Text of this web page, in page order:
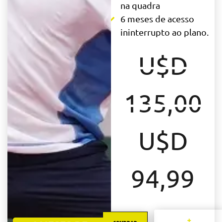
na quadra
6 meses de acesso
ininterrupto ao plano.
U$D
135,00
Original
price
was:
U$D
U$D
94,99
+